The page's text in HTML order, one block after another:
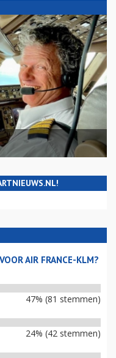
AIR FRANCE-KLM?
47% (81 stemmen)
24% (42 stemmen)